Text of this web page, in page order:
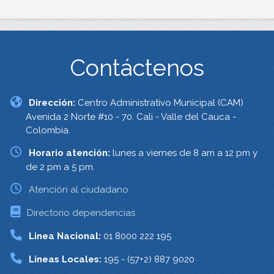
Contáctenos
Dirección: Centro Administrativo Municipal (CAM)
Avenida 2 Norte #10 - 70. Cali - Valle del Cauca -
Colombia.
Horario atención: lunes a viernes de 8 am a 12 pm y
de 2 pm a 5 pm.
Atención al ciudadano
Directorio dependencias
Linea Nacional: 01 8000 222 195
Lineas Locales: 195 - (57+2) 887 9020